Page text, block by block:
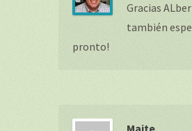
Gracias
también
pronto!
Maite